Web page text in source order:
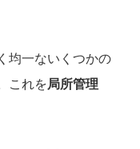
均一ないくつかの
これを局所管理